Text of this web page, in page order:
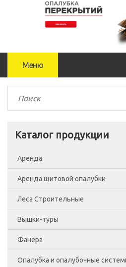
Меню
Каталог продукции
Аренда
Аренда щитовой опалубки
Леса Строительные
Леса рамные
Помосты
Сетка фасадная
Вышки-туры
Вышка-тура ВСП-250/0.7
Вышка-тура ВСП-250/1.2
Фанера
Фанера Россия
Опалубка и опалубочные